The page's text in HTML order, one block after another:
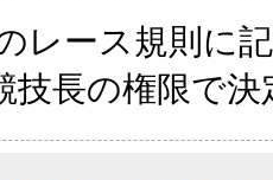
レース規則に
技長の権限で決